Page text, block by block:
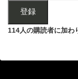
登録
114人の購読者に加わ